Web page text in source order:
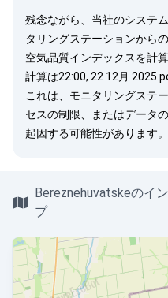
残念ながら、当社のシステ
タリングステーションから
空気品質インデックスを計
計算は22:00, 22 12月 2025
これは、モニタリングステ
セスの制限、またはデータ
起因する可能性があります。
Bereznehuvatskeのイ
プ